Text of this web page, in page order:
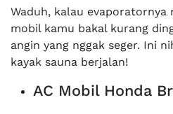
Waduh, kalau evaporatornya
mobil kamu bakal kurang
angin yang nggak seger. Ini
kayak sauna berjalan!
AC Mobil Honda